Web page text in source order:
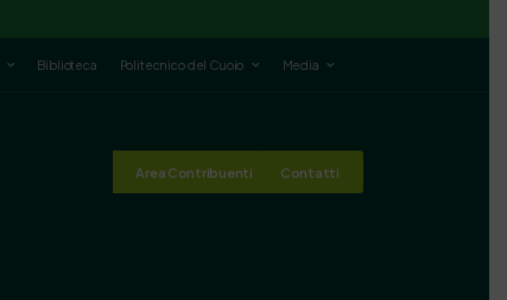
Biblioteca Politecnico del Cuoio Media
Area Contribuenti Contatti